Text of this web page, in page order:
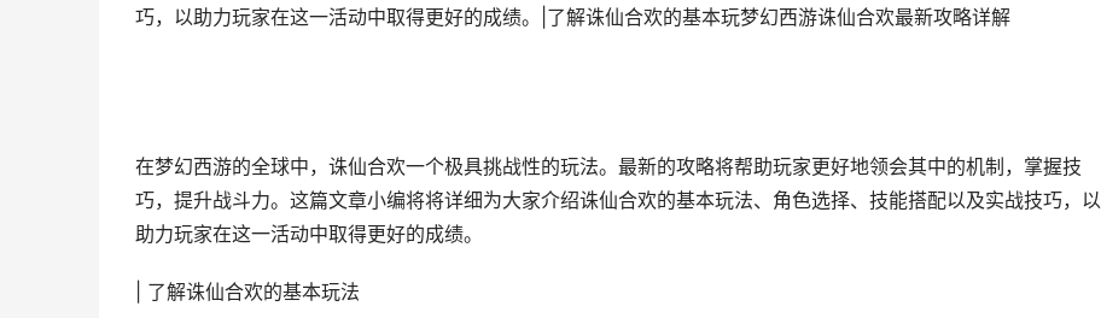
巧，以助力玩家在这一活动中取得更好的成绩。|了解诛仙合欢的基本玩梦幻西游诛仙合欢最新攻略详解
在梦幻西游的全球中，诛仙合欢一个极具挑战性的玩法。最新的攻略将帮助玩家更好地领会其中的机制，掌握技
巧，提升战斗力。这篇文章小编将将详细为大家介绍诛仙合欢的基本玩法、角色选择、技能搭配以及实战技巧，以
助力玩家在这一活动中取得更好的成绩。
| 了解诛仙合欢的基本玩法